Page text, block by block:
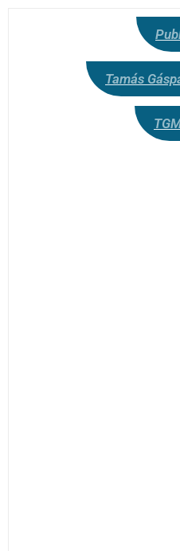
Tamás